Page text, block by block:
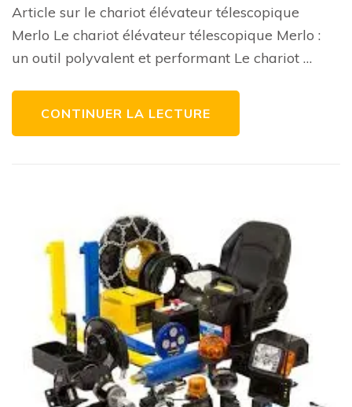
du
chariot
élévateur
Merlo
Article sur le chariot élévateur télescopique
Merlo Le chariot élévateur télescopique Merlo :
un outil polyvalent et performant Le chariot …
CONTINUER LA LECTURE